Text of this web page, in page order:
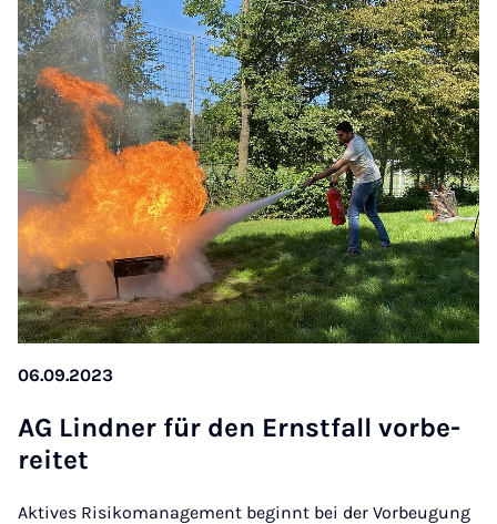
06.09.2023
AG Lind­ner für den Ernst­fall vor­be­
rei­tet
Aktives Risikomanagement beginnt bei der Vorbeugung